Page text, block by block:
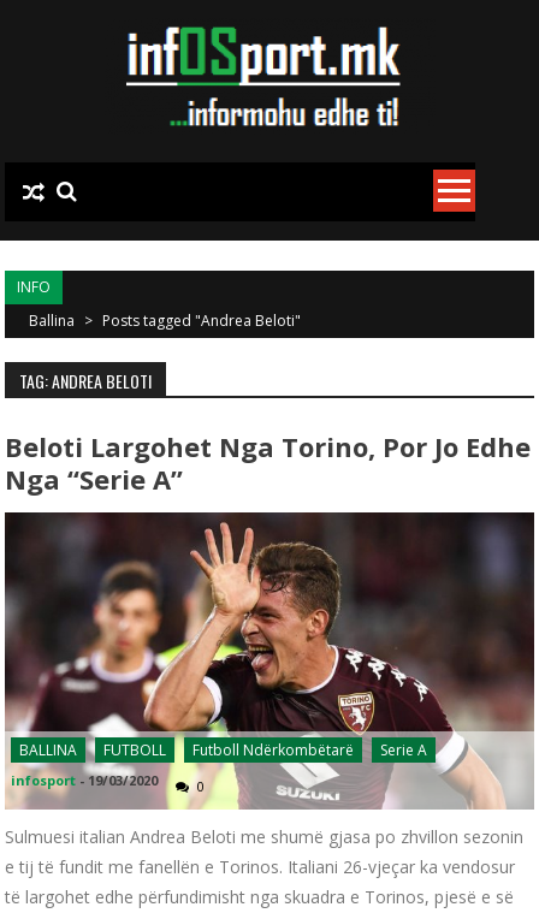
INFO
Ballina > Posts tagged "Andrea Beloti"
TAG: ANDREA BELOTI
Beloti Largohet Nga Torino, Por Jo Edhe
Nga “Serie A”
BALLINA FUTBOLL Futboll Ndërkombëtarë Serie A
infosport -19/03/2020 0
Sulmuesi italian Andrea Beloti me shumë gjasa po zhvillon sezonin
e tij të fundit me fanellën e Torinos. Italiani 26-vjeçar ka vendosur
të largohet edhe përfundimisht nga skuadra e Torinos, pjesë e së